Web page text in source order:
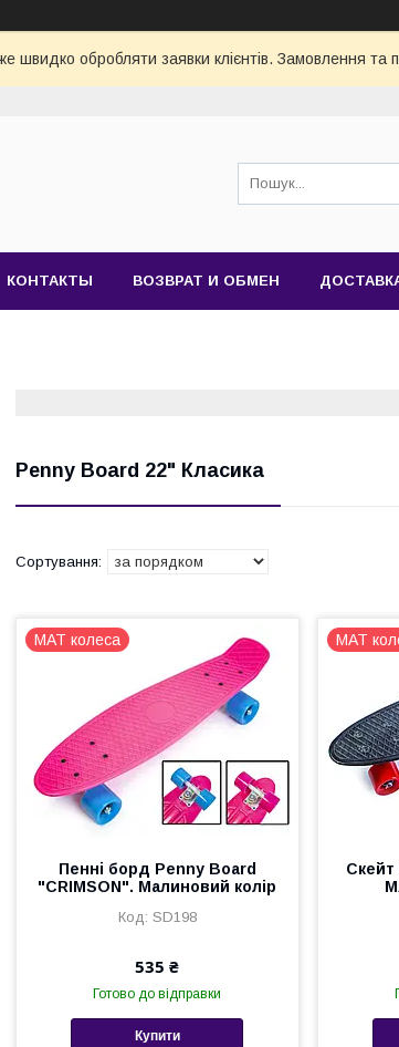
швидко обробляти заявки клієнтів. Замовлення та
КОНТАКТЫ ВОЗВРАТ И ОБМЕН
Penny Board 22" Класика
MAT колеса
Пенні борд Penny Board
"CRIMSON". Малиновий колір
SD198
535 ₴
Готово до відправки
Купити
MAT
Скейт